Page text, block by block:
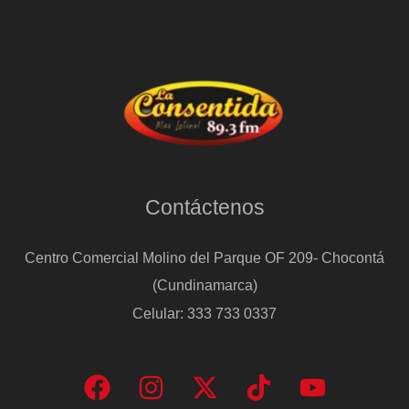
sentará
Contáctenos
Centro Comercial Molino del Parque OF 209- Chocontá
(Cundinamarca)
Celular: 333 733 0337